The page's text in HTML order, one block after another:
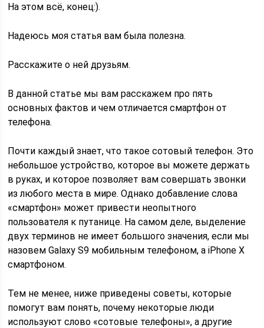
На этом всё, конец:).
Надеюсь моя статья вам была полезна.
Расскажите о ней друзьям.
В данной статье мы вам расскажем про пять
основных фактов и чем отличается смартфон от
телефона.
Почти каждый знает, что такое сотовый телефон. Это
небольшое устройство, которое вы можете держать
в руках, и которое позволяет вам совершать звонки
из любого места в мире. Однако добавление слова
«смартфон» может привести неопытного
пользователя к путанице. На самом деле, выделение
двух терминов не имеет большого значения, если мы
назовем Galaxy S9 мобильным телефоном, а iPhone X
смартфоном.
Тем не менее, ниже приведены советы, которые
помогут вам понять, почему некоторые люди
используют слово «сотовые телефоны», а другие